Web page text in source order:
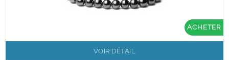
ACHETER
VOIR DÉTAIL